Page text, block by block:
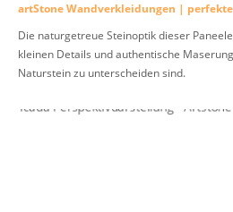
artStone Wandverkleidungen |
Die naturgetreue Steinoptik dieser
kleinen Details und authentische
Naturstein zu unterscheiden sind.